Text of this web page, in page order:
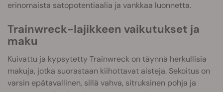
erinomaista satopotentiaalia ja vankkaa luonnetta.
Trainwreck-lajikkeen vaikutukset ja
maku
Kuivattu ja kypsytetty Trainwreck on täynnä herkullisia
makuja, jotka suorastaan kiihottavat aisteja. Sekoitus on
varsin epätavallinen, sillä vahva, sitruksinen pohja ja